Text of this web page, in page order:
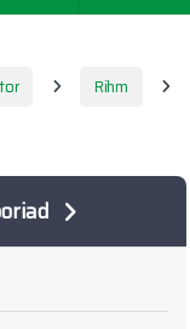
Rihm